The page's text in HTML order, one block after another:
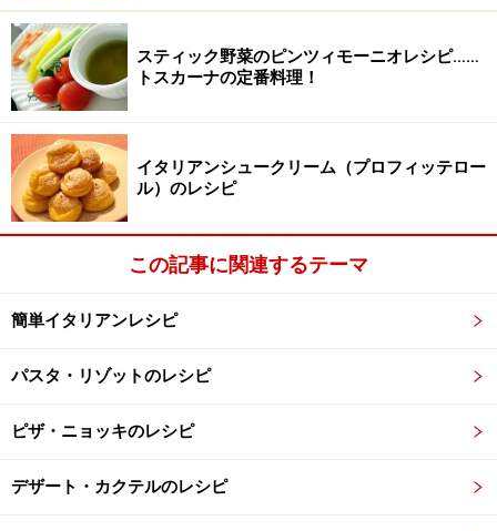
スティック野菜のピンツィモーニオレシピ……
トスカーナの定番料理！
イタリアンシュークリーム（プロフィッテロー
ル）のレシピ
この記事に関連するテーマ
簡単イタリアンレシピ
パスタ・リゾットのレシピ
ピザ・ニョッキのレシピ
デザート・カクテルのレシピ